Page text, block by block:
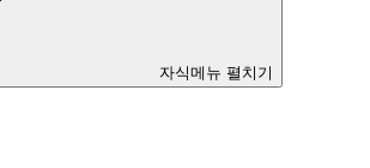
자식메뉴 펼치기